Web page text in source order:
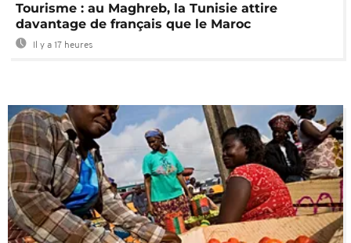
Tourisme : au Maghreb, la Tunisie attire
davantage de français que le Maroc
Il y a 17 heures